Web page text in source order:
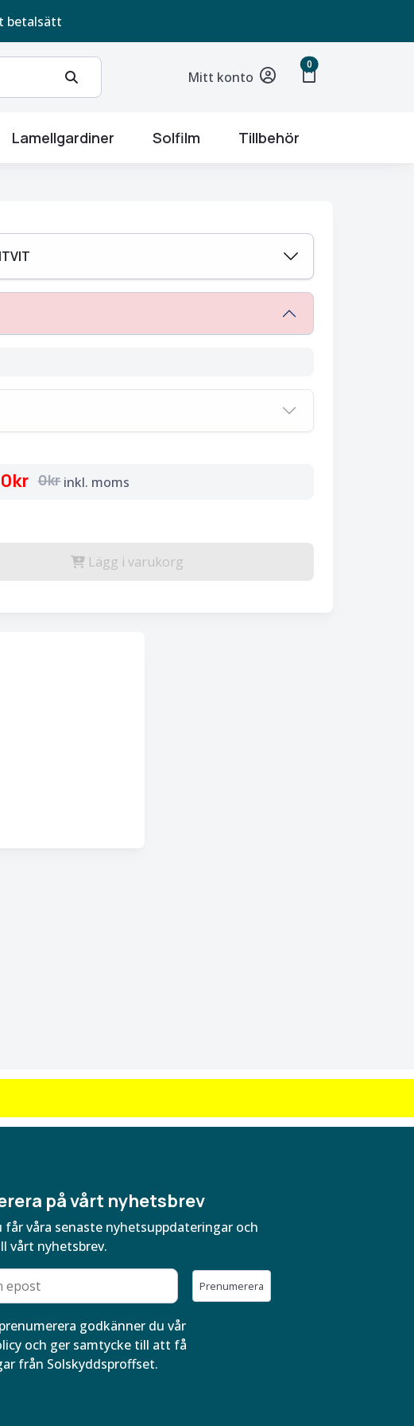
Mitt konto shopping_bag
0unread messages
Lamellgardiner Solfilm Tillbehör
0kr 0kr inkl. moms
Lägg i varukorg
på vårt nyhetsbrev
får våra senaste nyhetsuppdateringar och
vårt nyhetsbrev.
Prenumerera
godkänner du vår
och ger samtycke till att få
från Solskyddsproffset.